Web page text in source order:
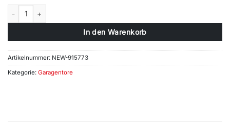
Garagentor Anthrazit 2500 x 2000 mm Sektionaltor Woodgrain
In den Warenkorb
Artikelnummer: NEW-915773
Kategorie: Garagentore